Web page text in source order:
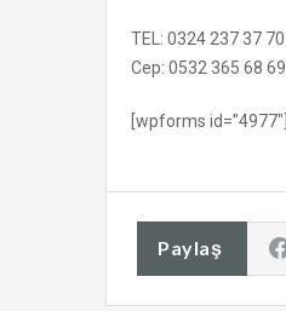
TEL: 0324 237 37 70
Cep: 0532 365 68 69
[wpforms id=”4977″]
Paylaş